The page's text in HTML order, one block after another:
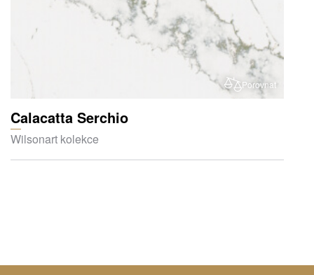
Porovnat
Calacatta Serchio
Wilsonart kolekce